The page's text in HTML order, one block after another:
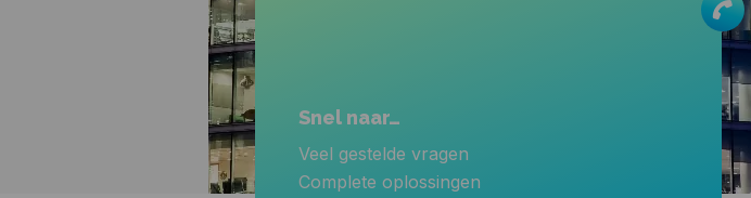
Snel naar…
Veel gestelde vragen
Complete oplossingen